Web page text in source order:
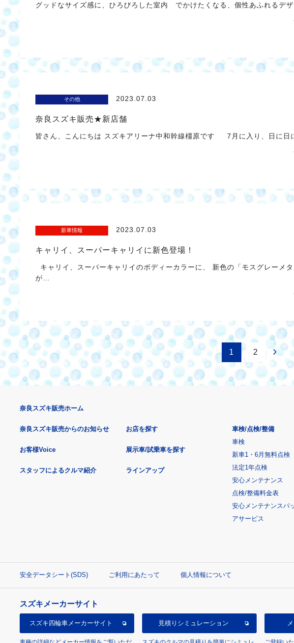
グッドなサイズ感に、ひろびろした室内 でかけたくなる、個性あふれるデ
その他 2023.07.03
奈良スズキ販売★新店舗
皆さん、こんにちは スズキアリーナ中和幹線橿原です 7月に入り、日に日
新車情報 2023.07.03
キャリイ、スーパーキャリイに新色登場！
キャリイ、スーパーキャリイのボディーカラーに、 新色の「モスグレーメ
が…
1 2
奈良スズキ販売ホーム
奈良スズキ販売からのお知らせ
お客様Voice
スタッフによるクルマ紹介
お店を探す
展示車/試乗車を探す
ラインアップ
車検/点検/整備
車検
新車1・6月無料点検
法定1年点検
安心メンテナンス
点検/整備料金表
安心メンテナンスパ
アサービス
安全データシート(SDS) ご利用にあたって 個人情報について
スズキメーカーサイト
スズキ四輪車メーカーサイト 見積り シミュレーション